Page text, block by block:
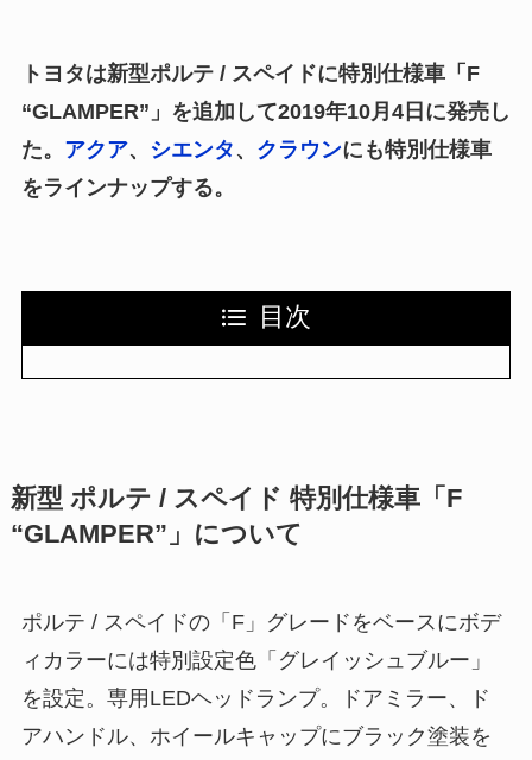
トヨタは新型ポルテ / スペイドに特別仕様車「F
“GLAMPER”」を追加して2019年10月4日に発売し
た。 アクア、 シエンタ 、 クラウンにも特別仕様車
をラインナップする。
目次
新型 ポルテ / スペイド 特別仕様車「F
“GLAMPER”」について
ポルテ / スペイドの「F」グレードをベースにボデ
ィカラーには特別設定色「グレイッシュブルー」
を設定。専用LEDヘッドランプ。ドアミラー、ド
アハンドル、ホイールキャップにブラック塗装を